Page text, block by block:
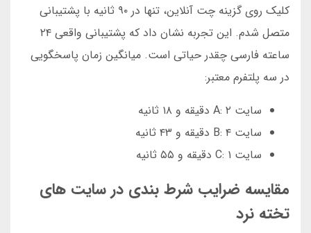
کلیک روی گزینه چت آنلاین، تنها در ۹۰ ثانیه با پشتیبانی
متصل شدم. این تجربه نشان داد که پشتیبانی واقعی ۲۴
ساعته فارسی چقدر حیاتی است. میانگین زمان پاسخگویی
در سه پلتفرم معتبر:
سایت A: ۲ دقیقه و ۱۸ ثانیه
سایت B: ۴ دقیقه و ۴۳ ثانیه
سایت C: ۱ دقیقه و ۵۵ ثانیه
مقایسه ضرایب شرط بندی در سایت های
تخته نرد